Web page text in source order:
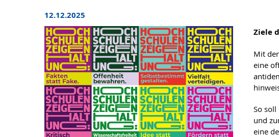
12.12.2025
Ziele
Mit
eine
So
und
eine